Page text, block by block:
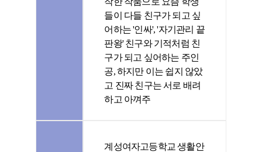
들이 다들 친구가 되고 싶
어하는 '인싸', '자기관리 끝
판왕' 친구와 기적처럼 친
구가 되고 싶어하는 주인
공, 하지만 이는 쉽지 않았
고 진짜 친구는 서로 배려
하고 아껴주
계성여자고등학교 생활안